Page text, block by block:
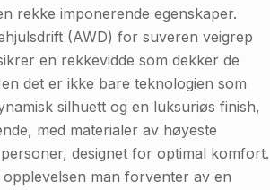
rekke imponerende egenskaper.
(AWD) for suveren veigrep
en rekkevidde som dekker de
det er ikke bare teknologien som
silhuett og en luksuriøs finish,
med materialer av høyeste
designet for optimal komfort.
man forventer av en